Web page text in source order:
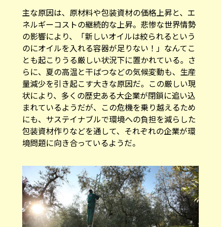
主な原因は、原材料や包装資材の価格上昇と、エ
ネルギーコストの継続的な上昇。悲惨な世界情勢
の影響により、「新しいオイルは絞られるという
のにオイルを入れる容器が足りない！」なんてこ
とも起こりうる厳しい状況下に置かれている。さ
らに、夏の高温と干ばつなどの気候変動も、生産
量減少を引き起こす大きな原因だ。この厳しい現
状により、多くの歴史ある大企業が閉鎖に追い込
まれているようだが、この危機を乗り越えるため
にも、サステイナブルで環境への負担を減らした
包装資材作りなどを通して、それぞれの企業が環
境問題に向き合っているようだ。